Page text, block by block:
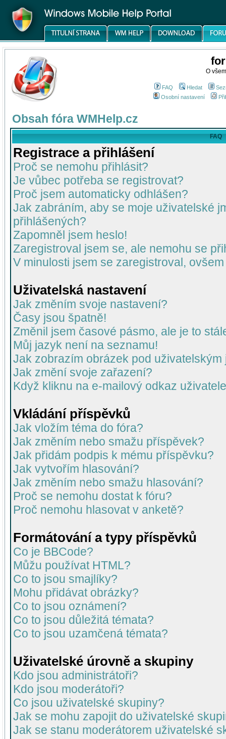
O
FAQ Hledat
Osobní nastavení
Obsah fóra WMHelp.cz
FAQ
Registrace a přihlášení
Proč se nemohu přihlásit?
Je vůbec potřeba se registrovat?
Proč jsem automaticky odhlášen?
Jak zabráním, aby se moje uživatelské
přihlášených?
Zapomněl jsem heslo!
Zaregistroval jsem se, ale nemohu se
V minulosti jsem se zaregistroval,
Uživatelská nastavení
Jak změním svoje nastavení?
Časy jsou špatně!
Změnil jsem časové pásmo, ale je to
Můj jazyk není na seznamu!
Jak zobrazím obrázek pod uživatelským
Jak změní svoje zařazení?
Když kliknu na e-mailový odkaz
Vkládání příspěvků
Jak vložím téma do fóra?
Jak změním nebo smažu příspěvek?
Jak přidám podpis k mému příspěvku?
Jak vytvořím hlasování?
Jak změním nebo smažu hlasování?
Proč se nemohu dostat k fóru?
Proč nemohu hlasovat v anketě?
Formátování a typy příspěvků
Co je BBCode?
Můžu používat HTML?
Co to jsou smajlíky?
Mohu přidávat obrázky?
Co to jsou oznámení?
Co to jsou důležitá témata?
Co to jsou uzamčená témata?
Uživatelské úrovně a skupiny
Kdo jsou administrátoři?
Kdo jsou moderátoři?
Co jsou uživatelské skupiny?
Jak se mohu zapojit do uživatelské
Jak se stanu moderátorem uživatelské